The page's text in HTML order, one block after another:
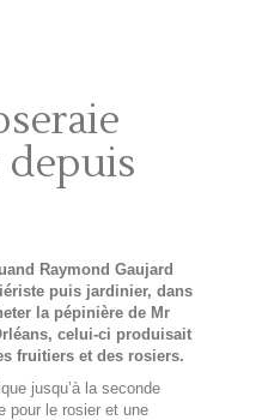
Raymond Gaujard
puis jardinier, dans
la pépinière de Mr
celui-ci produisait
fruitiers et des rosiers.
jusqu’à la seconde
pour le rosier et une